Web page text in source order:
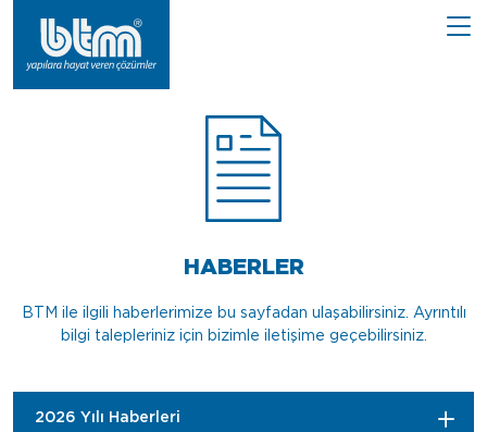
HABERLER
BTM ile ilgili haberlerimize bu sayfadan ulaşabilirsiniz. Ayrıntılı
bilgi talepleriniz için bizimle iletişime geçebilirsiniz.
2026 Yılı Haberleri